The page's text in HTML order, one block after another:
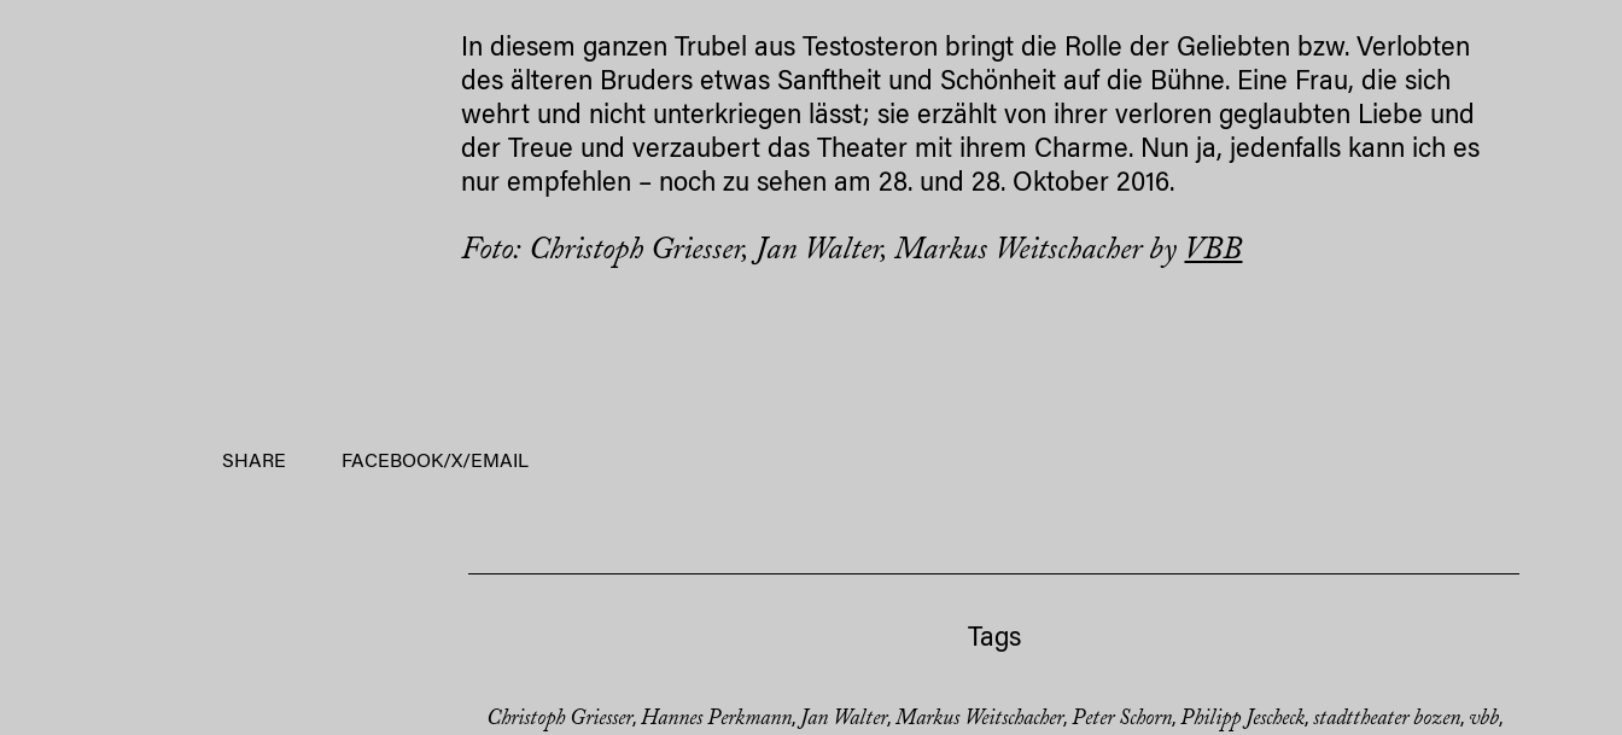
In diesem ganzen Trubel aus Testosteron bringt die Rolle der Geliebten bzw. Verlobten
des älteren Bruders etwas Sanftheit und Schönheit auf die Bühne. Eine Frau, die sich
wehrt und nicht unterkriegen lässt; sie erzählt von ihrer verloren geglaubten Liebe und
der Treue und verzaubert das Theater mit ihrem Charme. Nun ja, jedenfalls kann ich es
nur empfehlen – noch zu sehen am 28. und 28. Oktober 2016.
Foto: Christoph Griesser, Jan Walter, Markus Weitschacher by VBB
SHARE FACEBOOK/X/ EMAIL
Tags
Christoph Griesser, Hannes Perkmann, Jan Walter, Markus Weitschacher, Peter Schorn, Philipp Jescheck, stadttheater bozen, vbb,